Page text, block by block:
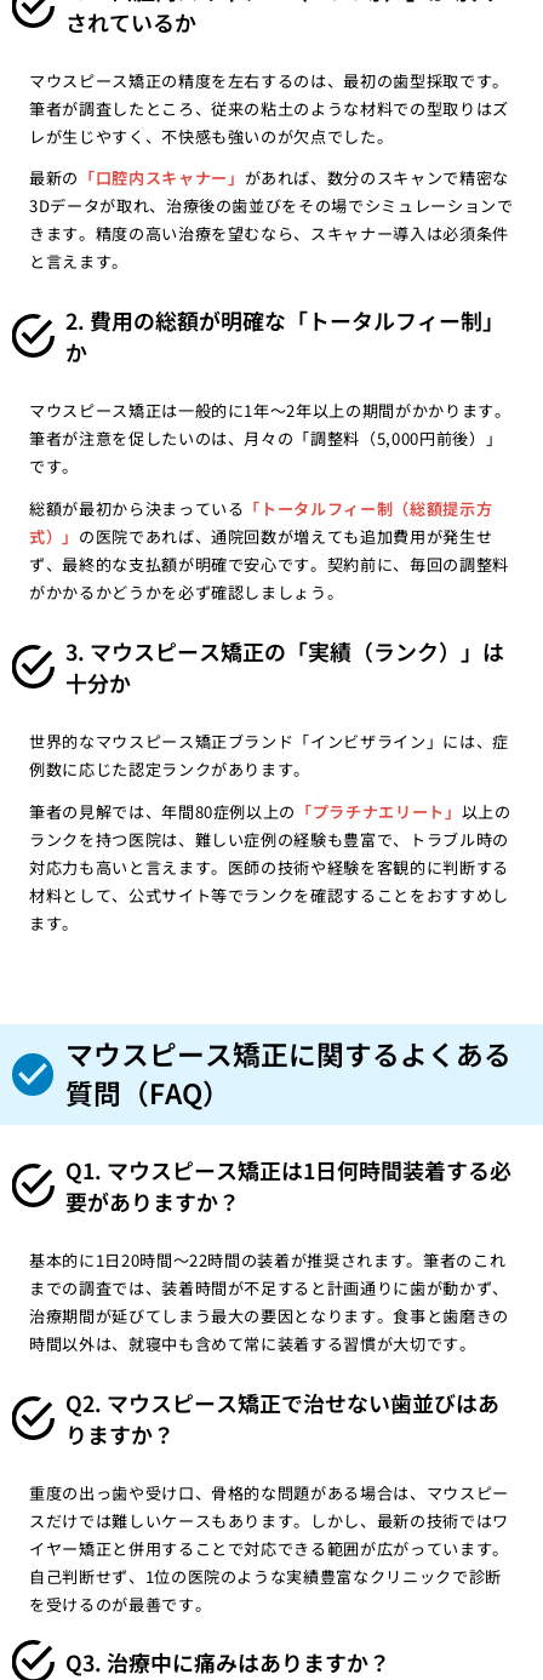
されているか
マウスピース矯正の精度を左右するのは、最初の歯型採取です。
筆者が調査したところ、従来の粘土のような材料での型取りはズ
レが生じやすく、不快感も強いのが欠点でした。
最新の 「口腔内スキャナー」 があれば、数分のスキャンで精密な
3Dデータが取れ、治療後の歯並びをその場でシミュレーションで
きます。精度の高い治療を望むなら、スキャナー導入は必須条件
と言えます。
2. 費用の総額が明確な「トータルフィー制」
か
マウスピース矯正は一般的に1年〜2年以上の期間がかかります。
筆者が注意を促したいのは、月々の「調整料（5,000円前後）」
です。
総額が最初から決まっている 「トータルフィー制（総額提示方
式）」 の医院であれば、通院回数が増えても追加費用が発生せ
ず、最終的な支払額が明確で安心です。契約前に、毎回の調整料
がかかるかどうかを必ず確認しましょう。
3. マウスピース矯正の「実績（ランク）」は
十分か
世界的なマウスピース矯正ブランド「インビザライン」には、症
例数に応じた認定ランクがあります。
筆者の見解では、年間80症例以上の 「プラチナエリート」 以上の
ランクを持つ医院は、難しい症例の経験も豊富で、トラブル時の
対応力も高いと言えます。医師の技術や経験を客観的に判断する
材料として、公式サイト等でランクを確認することをおすすめし
ます。
マウスピース矯正に関するよくある
質問（FAQ）
Q1. マウスピース矯正は1日何時間装着する必
要がありますか？
基本的に1日20時間〜22時間の装着が推奨されます。筆者のこれ
までの調査では、装着時間が不足すると計画通りに歯が動かず、
治療期間が延びてしまう最大の要因となります。食事と歯磨きの
時間以外は、就寝中も含めて常に装着する習慣が大切です。
Q2. マウスピース矯正で治せない歯並びはあ
りますか？
重度の出っ歯や受け口、骨格的な問題がある場合は、マウスピー
スだけでは難しいケースもあります。しかし、最新の技術ではワ
イヤー矯正と併用することで対応できる範囲が広がっています。
自己判断せず、1位の医院のような実績豊富なクリニックで診断
を受けるのが最善です。
Q3. 治療中に痛みはありますか？